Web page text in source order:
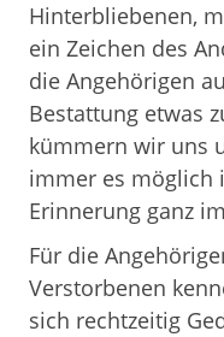
Hinterbliebenen,
ein Zeichen des
die Angehörigen
Bestattung etwas
kümmern wir uns
immer es möglich
Erinnerung ganz
Für die
Verstorbenen
sich rechtzeitig